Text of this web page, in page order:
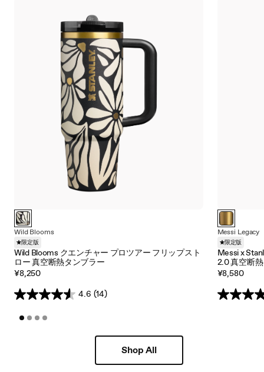
Wild Blooms
限定版
Wild Blooms クエンチャー プロツアー フリップスト
ロー 真空断熱タンブラー
¥8,250
4.6 (14)
Messi Legacy
限定版
Messi x
2.0 真空断
¥8,580
Shop All